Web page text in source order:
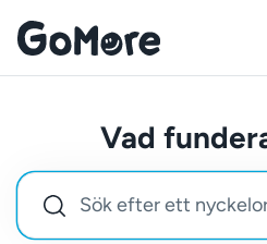
Vad